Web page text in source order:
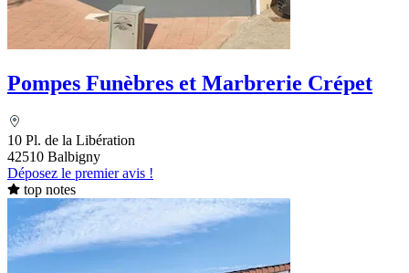
Pompes Funèbres et Marbrerie Crépet
10 Pl. de la Libération
42510 Balbigny
Déposez le premier avis !
top notes